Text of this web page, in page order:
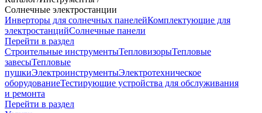
Солнечные электростанции
Инверторы для солнечных панелейКомплектующие для
электростанцийСолнечные панели
Перейти в раздел
Строительные инструментыТепловизорыТепловые
завесыТепловые
пушкиЭлектроинструментыЭлектротехническое
оборудованиеТестирующие устройства для обслуживания
и ремонта
Перейти в раздел